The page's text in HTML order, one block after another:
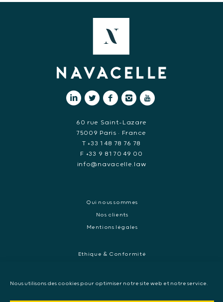
Nous utilisons des cookies pour optimiser notre site web et notre service.
60 rue Saint-Lazare
75009 Paris • France
T +33 1 48 78 76 78
F +33 9 81 70 49 00
info@navacelle.law
Qui nous sommes
Nos clients
Mentions légales
Ethique & Conformité